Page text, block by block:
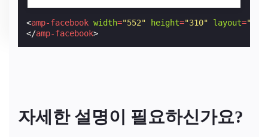
<amp-facebook width="552" height="310" layout=
</amp-facebook>
자세한 설명이 필요하신가요?